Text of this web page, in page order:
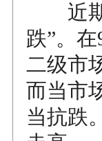
近期
跌”。
二级市
而当市
当抗跌